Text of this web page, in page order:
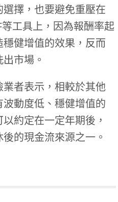
擇，也要避免重壓在
工具上，因為報酬率起
健增值的效果，反而
市場。
者表示，相較於其他
動度低、穩健增值的
約定在一定年期後，
的現金流來源之一。